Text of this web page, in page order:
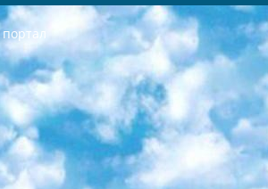
с 26 мая по 15 июня 2024 г. (кроме науки физического воспитания). 8. Физическая для учащихся 9 классов общесредних образовательных учреждений. Экзамены по предмету «Образование, квалификация медицина» 1-6 мая 2024 года. сотрудники перевести под присмотр (с отклонениями в физическом или умственном развитии) специализированная школа для детей, школы-интернаты и со сколиозом школы-интернаты санаторного типа для больных детей исключены). 9. Он был слепым, слабовидящим и имел нарушения опорно-двигательного аппарата. экзамены в специализированных школах и интернатах для детей должны проводиться исходя из требований, предъявляемых к общеобразовательным учреждениям (физкультура кроме науки). 10. Специализированная школа для глухих и слабослышащих детей. и экзамены в интернатах и быть реализован в виде письменного теста по математике. 11. Специальность для умственно отсталых детей. Для 9 класса Родной язык и литературное письмо Государственный язык (язык обучения – узбекский). для неклассов) написано Математическое письмо Письменная/устная история Узбекистана Физическое воспитание практично Итоговый контроль Для 11 класса Написание родного языка и литературы (эссе) Математическое письмо Узбекский язык (обучение на узбекском языке) не посещающее общее среднее образование для учреждений)/Образовательное учреждение выбор письменный и устный Иностранный язык письменный/устный Письменная/устная история Узбекистана *По выбору студента:  Химия  Физика  Основы государственного права  География 10 бесплатных образовательных ресурсов - Мы составили подборку онлайн-проектов с интерактивными упражнениями, видеолекциями и статьями. Они помогут вам обрести новые и освежить старые знания бесплатно. 1. «ИНТУИТ» Старейшая образовательная площадка Рунета. Здесь вы найдёте сотни текстовых и видеокурсов на десятки различных тем — от программирования до психологии. Многие курсы подготовлены российскими университетами и крупными международными компаниями вроде Intel и Microsoft. Самостоятельное обучение бесплатное, но желающие могут оплатить услуги персональных наставников. 2. «Смартия» знакомит с актуальными профессиями и подсказывает, как им обучаться. Выбрав заинтересовавшую вас специальность — SMM-специалист, фотограф, веб-дизайнер или другую, — увидите список необходимых для неё умений. Чтобы вы могли освоить их самостоятельно, для каждого умения площадка отображает подборку ссылок на учебные материалы. Хотя «Смартия» ориентируется на русскоязычную аудиторию, часть контента всё же доступна только на английском. 3. «Лекторий Физтеха» Проект Московского физико-технического института (Физтеха). С его помощью вы можете смотреть онлайн серии лекций, записанные на видео в этом вузе. В числе доступных предметов — физика, биология, химия, информационные технологии и другие. К некоторым лекциям администрация ресурса прилагает готовые конспекты, которые можно скачивать в PDF-формате. 4. ITMOcourses Онлайн-площадка Санкт-Петербургского национального исследовательского университета информационных технологий, механики и оптики (ИТМО). Ресурс предоставляет свободный доступ к курсам, разработанным в этом вузе. Каталог материалов разбит на четыре категории: «Оптические системы и технологии», «Приборостроение и робототехника», «Информационные технологии» и «Биотехнологии». Курсы состоят из видеолекций, интерактивных демонстраций и заданий. 5. «КиберЛенинка» Электронная научная библиотека открытого доступа. Каталог площадки регулярно обрастает текстами статей из различных научных изданий. Сгруппированные по журналам и рубрикам публикации можно читать онлайн или скачивать целиком в PDF-формате. Проект нацелен на популяризацию науки за счёт открытого доступа к качественной информации. 6. «ПостНаука» На этом ресурсе публикуют подборки видеолекций, составленные экспертами из разных отраслей и объединённые общими темами. Среди них, к примеру, есть серии «Биоинформатика и геномика», «Культура средневековой Скандинавии» и Cinema Studies о теории кино. Каждая подборка лекций — логически связанная история, рассказанная экспертом от первого лица. Кроме того, на сайте появляются научно-образовательные статьи и тесты на разные темы. 7. «Newочём» Команда проекта «Newочём» отбирает самые интересные тексты из англоязычных СМИ и переводит те из них, за которые голосуют участники сообщества «ВКонтакте». По большей части это научно-популярные статьи. Редакторы придумывают лишь заголовки, в остальном содержание переводов соответствует оригиналам. Полные тексты можно читать прямо в социальной сети. 8. InternetUrok Онлайн-база материалов по основным дисциплинам школьной программы. Информация на сайте структурирована по классам, предметам и темам (урокам). Каждый урок состоит из видеолекций и конспектов. Есть также интерактивные тренажёры и тесты для закрепления пройденного материала. Даже если вы давно окончили школу, возможность повторить программу старших классов всегда может пригодиться. 9. Edutainme Ещё один ресурс об образовании. В отличие от Newtonew, как мне кажется, Edutainme больше ориентируется на представителей индустрии: педагогов, предпринимателей, разработчиков образовательных проектов. Но и любой, кто просто стремится к саморазвитию, найдёт на сайте много полезного и интересного для себя. Например, информацию о новых курсах и образовательных сервисах. 10. Newtonew Онлайн-медиа об образовании и обучении в широком смысле. Авторы Newtonew пишут об инструментах, заведениях, тактиках и стратегиях, которые помогают учить других и получать новые знания самостоятельно. На этой площадке вы найдёте новости, обзоры, аналитические мат